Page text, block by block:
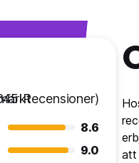
Recensioner)
8.6
9.0
att